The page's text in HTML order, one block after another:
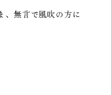
無言で風吹の方に